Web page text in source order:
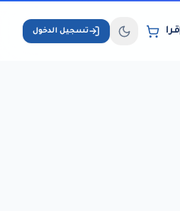
قراءة الكتب الإلكترونيةتسجيل الدخول